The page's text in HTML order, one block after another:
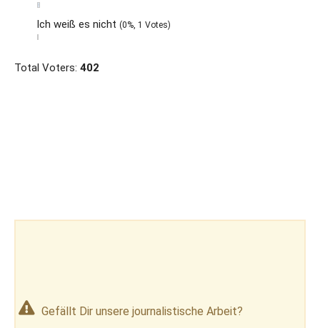
Ich weiß es nicht (0%, 1 Votes)
Total Voters: 402
Gefällt Dir unsere journalistische Arbeit?